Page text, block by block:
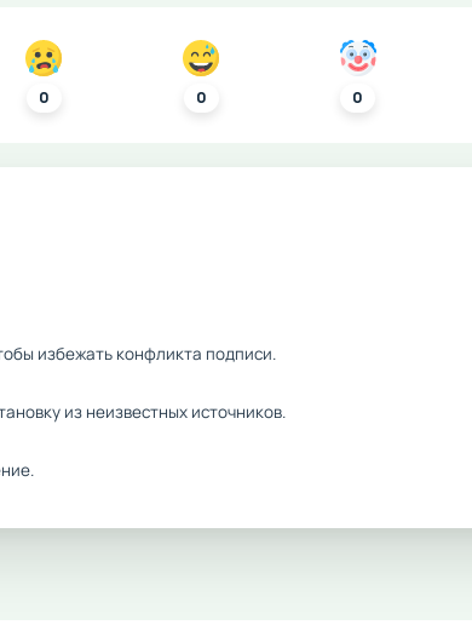
0 0 0
избежать конфликта подписи.
из неизвестных источников.